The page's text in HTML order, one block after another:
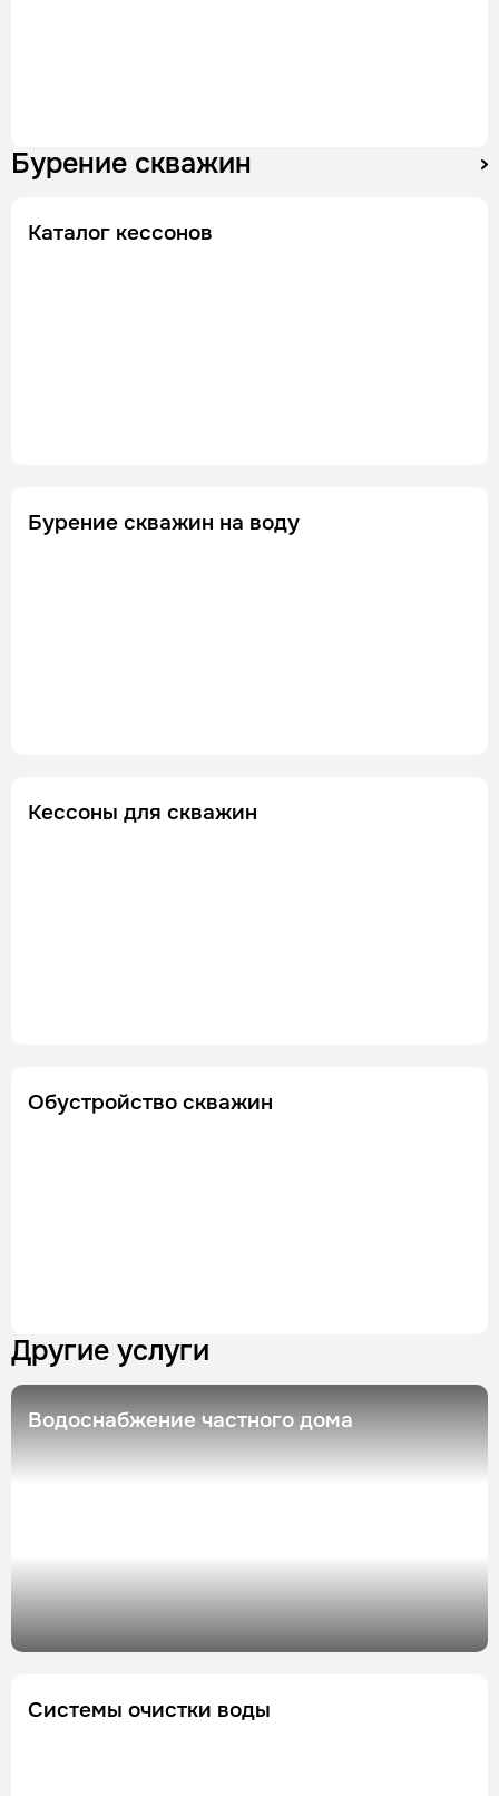
Бурение скважин
Каталог кессонов
Бурение скважин на воду
Кессоны для скважин
Обустройство скважин
Другие услуги
Водоснабжение частного дома
Системы очистки воды